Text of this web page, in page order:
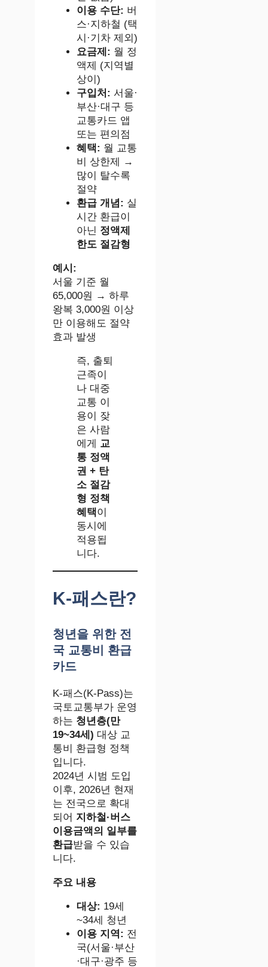
이용 수단: 버
스·지하철 (택
시·기차 제외)
요금제: 월 정
액제 (지역별
상이)
구입처: 서울·
부산·대구 등
교통카드 앱
또는 편의점
혜택: 월 교통
비 상한제 →
많이 탈수록
절약
환급 개념: 실
시간 환급이
아닌 정액제
한도 절감형
예시:
서울 기준 월
65,000원 → 하루
왕복 3,000원 이상
만 이용해도 절약
효과 발생
즉, 출퇴
근족이
나 대중
교통 이
용이 잦
은 사람
에게 교
통 정액
권 + 탄
소 절감
형 정책
혜택이
동시에
적용됩
니다.
K-패스란?
청년을 위한 전
국 교통비 환급
카드
K-패스(K-Pass)는
국토교통부가 운영
하는 청년층(만
19~34세) 대상 교
통비 환급형 정책
입니다.
2024년 시범 도입
이후, 2026년 현재
는 전국으로 확대
되어 지하철·버스
이용금액의 일부를
환급받을 수 있습
니다.
주요 내용
대상: 19세
~34세 청년
이용 지역: 전
국(서울·부산
·대구·광주 등